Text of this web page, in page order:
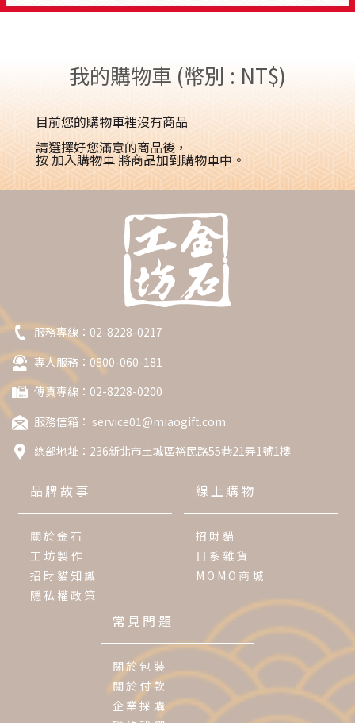
我的購物車 (幣別 : NT$)
目前您的購物車裡沒有商品
請選擇好您滿意的商品後，
按加入購物車將商品加到購物車中。
服務專線： 02-8228-0217
專人服務：0800-060-181
傳真專線：02-8228-0200
服務信箱： service01@miaogift.com
總部地址： 236新北市土城區裕民路55巷21弄1號1樓
品牌故事
關於金石
工坊製作
招財貓知識
隱私權政策
線上購物
招財貓
日系雜貨
MOMO商城
常見問題
關於包裝
關於付款
企業採購